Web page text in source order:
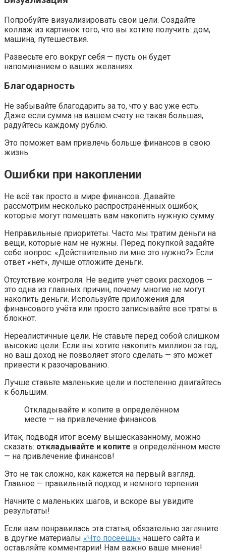
Попробуйте визуализировать свои цели. Создайте
коллаж из картинок того, что вы хотите получить: дом,
машина, путешествия.
Развесьте его вокруг себя — пусть он будет
напоминанием о ваших желаниях.
Благодарность
Не забывайте благодарить за то, что у вас уже есть.
Даже если сумма на вашем счету не такая большая,
радуйтесь каждому рублю.
Это поможет вам привлечь больше финансов в свою
жизнь.
Ошибки при накоплении
Не всё так просто в мире финансов. Давайте
рассмотрим несколько распространённых ошибок,
которые могут помешать вам накопить нужную сумму.
Неправильные приоритеты. Часто мы тратим деньги на
вещи, которые нам не нужны. Перед покупкой задайте
себе вопрос: «Действительно ли мне это нужно?» Если
ответ «нет», лучше отложите деньги.
Отсутствие контроля. Не ведите учёт своих расходов —
это одна из главных причин, почему многие не могут
накопить деньги. Используйте приложения для
финансового учёта или просто записывайте все траты в
блокнот.
Нереалистичные цели. Не ставьте перед собой слишком
высокие цели. Если вы хотите накопить миллион за год,
но ваш доход не позволяет этого сделать — это может
привести к разочарованию.
Лучше ставьте маленькие цели и постепенно двигайтесь
к большим.
Откладывайте и копите в определённом
месте — на привлечение финансов
Итак, подводя итог всему вышесказанному, можно
сказать: откладывайте и копите в определённом месте
— на привлечение финансов!
Это не так сложно, как кажется на первый взгляд.
Главное — правильный подход и немного терпения.
Начните с маленьких шагов, и вскоре вы увидите
результаты!
Если вам понравилась эта статья, обязательно загляните
в другие материалы «Что посеешь» нашего сайта и
оставляйте комментарии! Нам важно ваше мнение!